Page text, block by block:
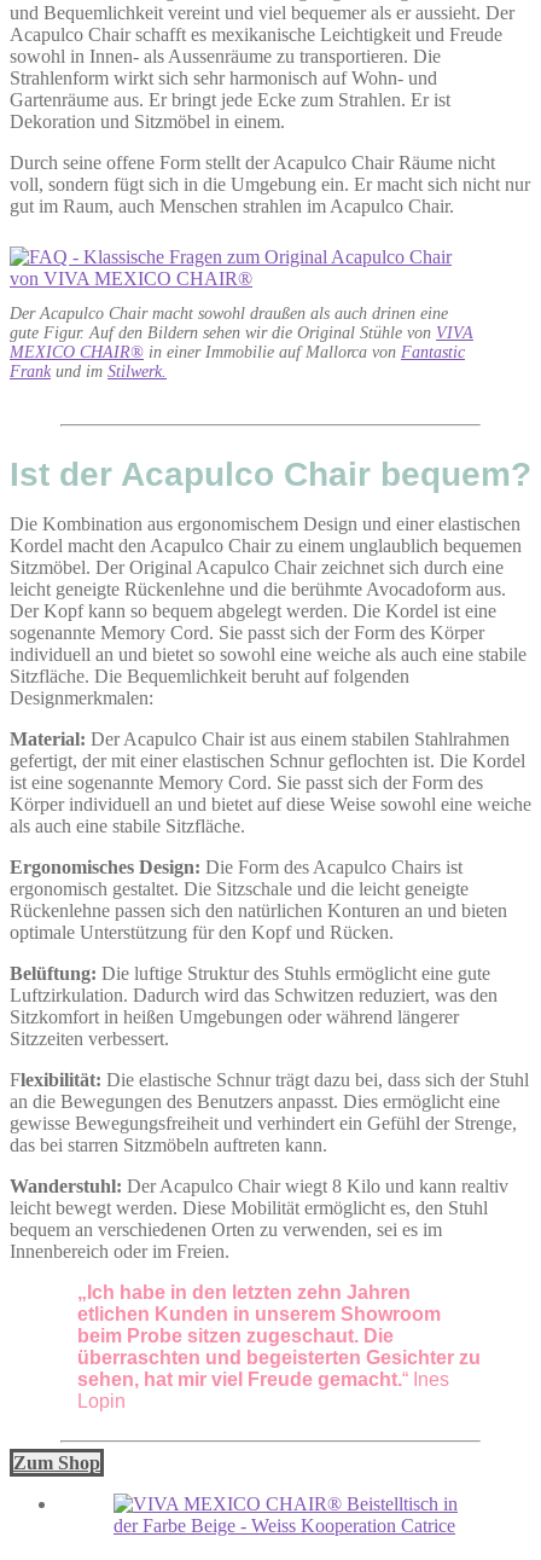
und Bequemlichkeit vereint und viel bequemer als er aussieht. Der
Acapulco Chair schafft es mexikanische Leichtigkeit und Freude
sowohl in Innen- als Aussenräume zu transportieren. Die
Strahlenform wirkt sich sehr harmonisch auf Wohn- und
Gartenräume aus. Er bringt jede Ecke zum Strahlen. Er ist
Dekoration und Sitzmöbel in einem.
Durch seine offene Form stellt der Acapulco Chair Räume nicht
voll, sondern fügt sich in die Umgebung ein. Er macht sich nicht nur
gut im Raum, auch Menschen strahlen im Acapulco Chair.
Der Acapulco Chair macht sowohl draußen als auch drinen eine
gute Figur. Auf den Bildern sehen wir die Original Stühle von VIVA
MEXICO CHAIR® in einer Immobilie auf Mallorca von Fantastic
Frankund im Stilwerk.
Ist der Acapulco Chair bequem?
Die Kombination aus ergonomischem Design und einer elastischen
Kordel macht den Acapulco Chair zu einem unglaublich bequemen
Sitzmöbel. Der Original Acapulco Chair zeichnet sich durch eine
leicht geneigte Rückenlehne und die berühmte Avocadoform aus.
Der Kopf kann so bequem abgelegt werden. Die Kordel ist eine
sogenannte Memory Cord. Sie passt sich der Form des Körper
individuell an und bietet so sowohl eine weiche als auch eine stabile
Sitzfläche. Die Bequemlichkeit beruht auf folgenden
Designmerkmalen:
Material: Der Acapulco Chair ist aus einem stabilen Stahlrahmen
gefertigt, der mit einer elastischen Schnur geflochten ist. Die Kordel
ist eine sogenannte Memory Cord. Sie passt sich der Form des
Körper individuell an und bietet auf diese Weise sowohl eine weiche
als auch eine stabile Sitzfläche.
Ergonomisches Design: Die Form des Acapulco Chairs ist
ergonomisch gestaltet. Die Sitzschale und die leicht geneigte
Rückenlehne passen sich den natürlichen Konturen an und bieten
optimale Unterstützung für den Kopf und Rücken.
Belüftung: Die luftige Struktur des Stuhls ermöglicht eine gute
Luftzirkulation. Dadurch wird das Schwitzen reduziert, was den
Sitzkomfort in heißen Umgebungen oder während längerer
Sitzzeiten verbessert.
Flexibilität: Die elastische Schnur trägt dazu bei, dass sich der Stuhl
an die Bewegungen des Benutzers anpasst. Dies ermöglicht eine
gewisse Bewegungsfreiheit und verhindert ein Gefühl der Strenge,
das bei starren Sitzmöbeln auftreten kann.
Wanderstuhl: Der Acapulco Chair wiegt 8 Kilo und kann realtiv
leicht bewegt werden. Diese Mobilität ermöglicht es, den Stuhl
bequem an verschiedenen Orten zu verwenden, sei es im
Innenbereich oder im Freien.
„Ich habe in den letzten zehn Jahren
etlichen Kunden in unserem Showroom
beim Probe sitzen zugeschaut. Die
überraschten und begeisterten Gesichter zu
sehen, hat mir viel Freude gemacht.“ Ines
Lopin
Zum Shop